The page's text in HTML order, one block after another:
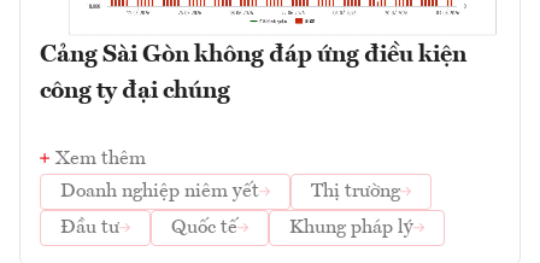
Cảng Sài Gòn không đáp ứng điều kiện
công ty đại chúng
Xem thêm
Doanh nghiệp niêm yết
Thị trường
Đầu tư
Quốc tế Khung pháp lý